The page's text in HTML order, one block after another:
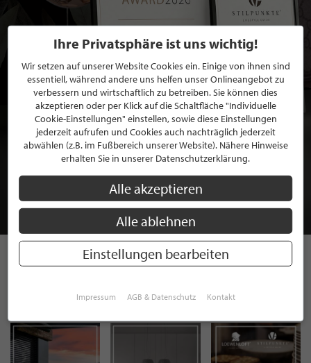
BEWERBEN SIE SICH FÜR EINE GRATIS
MITGLIEDSCHAFT BEI STILPUNKTE®
JETZT GRATIS BEWERBEN
INSTAGRAM
Ihre Privatsphäre ist uns wichtig!
Wir setzen auf unserer Website Cookies ein. Einige von ihnen sind
essentiell, während andere uns helfen unser Onlineangebot zu
verbessern und wirtschaftlich zu betreiben. Sie können dies
akzeptieren oder per Klick auf die Schaltfläche "Individuelle
Cookie-Einstellungen" einstellen, sowie diese Einstellungen
jederzeit aufrufen und Cookies auch nachträglich jederzeit
abwählen (z.B. im Fußbereich unserer Website). Nähere Hinweise
erhalten Sie in unserer Datenschutzerklärung.
Alle akzeptieren
Alle ablehnen
Einstellungen bearbeiten
Impressum AGB & Datenschutz Kontakt